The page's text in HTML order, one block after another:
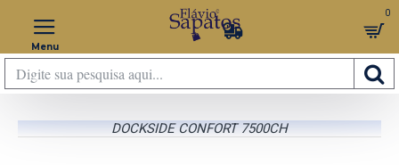
0
DOCKSIDE CONFORT 7500CH